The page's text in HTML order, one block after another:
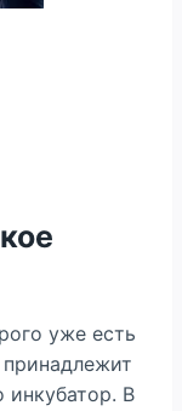
уже есть
инкубатор. В